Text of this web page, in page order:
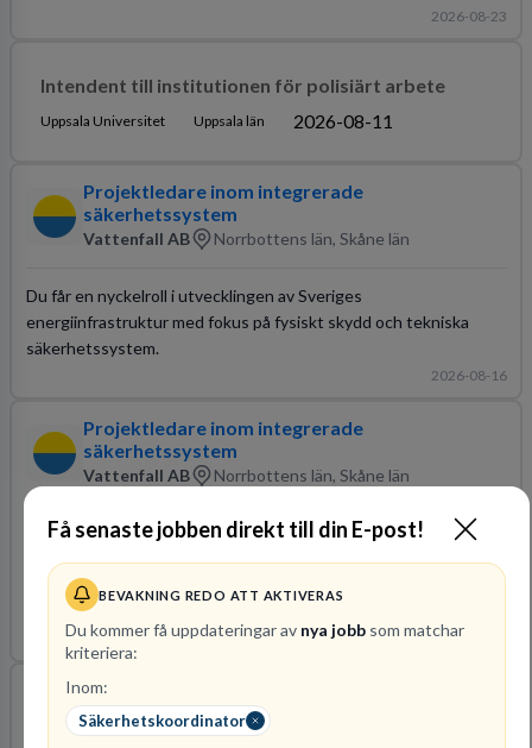
Få senaste jobben direkt till din E-post!
BEVAKNING REDO ATT AKTIVERAS
Du kommer få uppdateringar av nya jobb som matchar
kriteriera:
Inom:
Säkerhetskoordinator
2026-08-23
Intendent till institutionen för polisiärt arbete
Uppsala Universitet Uppsala län 2026-08-11
Projektledare inom integrerade
säkerhetssystem
Vattenfall AB Norrbottens län, Skåne län
Du får en nyckelroll i utvecklingen av Sveriges
energiinfrastruktur med fokus på fysiskt skydd och tekniska
säkerhetssystem.
2026-08-16
Projektledare inom integrerade
säkerhetssystem
Vattenfall AB Norrbottens län, Skåne län
Vi söker en erfaren projektledare inom integrerade
säkerhetssystem som vill utveckla Sveriges energiinfrastruktur.
Du får en bred roll där du samarbetar med kollegor för att lösa
komplexa säkerhetsfrågor.
2026-08-16
Sektionschef / Exportkontrollombud till TVK
Ledsyst